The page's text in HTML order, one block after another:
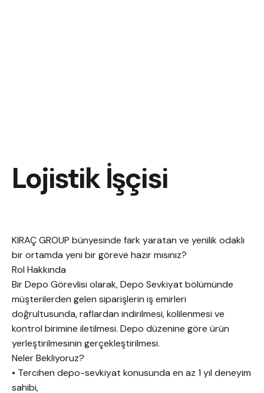
Lojistik İşçisi
KIRAÇ GROUP bünyesinde fark yaratan ve yenilik odaklı
bir ortamda yeni bir göreve hazır mısınız?
Rol Hakkında
Bir Depo Görevlisi olarak, Depo Sevkiyat bölümünde
müşterilerden gelen siparişlerin iş emirleri
doğrultusunda, raflardan indirilmesi, kolilenmesi ve
kontrol birimine iletilmesi. Depo düzenine göre ürün
yerleştirilmesinin gerçekleştirilmesi.
Neler Bekliyoruz?
• Tercihen depo-sevkiyat konusunda en az 1 yıl deneyim
sahibi,